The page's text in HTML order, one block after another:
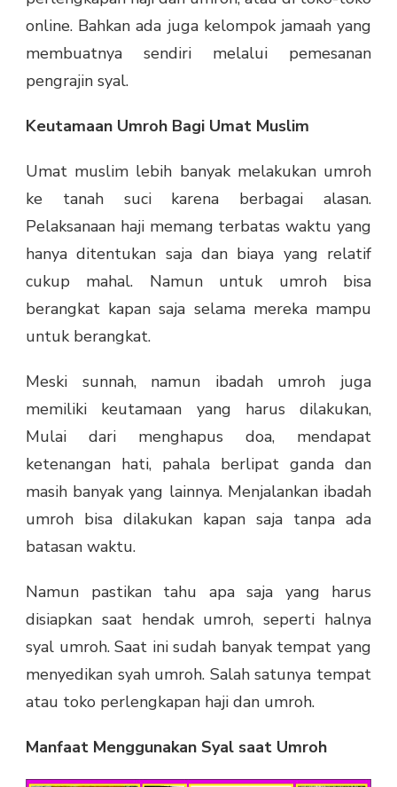
online. Bahkan ada juga kelompok jamaah yang
membuatnya sendiri melalui pemesanan
pengrajin syal.
Keutamaan Umroh Bagi Umat Muslim
Umat muslim lebih banyak melakukan umroh
ke tanah suci karena berbagai alasan.
Pelaksanaan haji memang terbatas waktu yang
hanya ditentukan saja dan biaya yang relatif
cukup mahal. Namun untuk umroh bisa
berangkat kapan saja selama mereka mampu
untuk berangkat.
Meski sunnah, namun ibadah umroh juga
memiliki keutamaan yang harus dilakukan,
Mulai dari menghapus doa, mendapat
ketenangan hati, pahala berlipat ganda dan
masih banyak yang lainnya. Menjalankan ibadah
umroh bisa dilakukan kapan saja tanpa ada
batasan waktu.
Namun pastikan tahu apa saja yang harus
disiapkan saat hendak umroh, seperti halnya
syal umroh. Saat ini sudah banyak tempat yang
menyedikan syah umroh. Salah satunya tempat
atau toko perlengkapan haji dan umroh.
Manfaat Menggunakan Syal saat Umroh